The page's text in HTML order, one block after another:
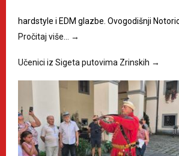
hardstyle i EDM glazbe. Ovogodišnji
Pročitaj više…
→
Učenici iz Sigeta putovima Zrinskih →